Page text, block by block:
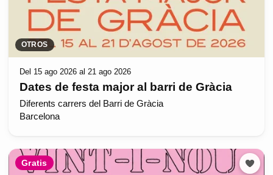
OTROS
Del 15 ago 2026 al 21 ago 2026
Dates de festa major al barri de Gràcia
Diferents carrers del Barri de Gràcia
Barcelona
Gratis